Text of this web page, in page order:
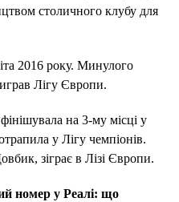
столичного клубу для
2016 року. Минулого
Лігу Європи.
на 3-му місці у
у Лігу чемпіонів.
зіграє в Лізі Європи.
номер у Реалі: що